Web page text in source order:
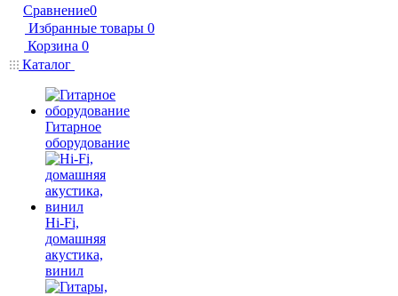
Сравнение0
Избранные товары 0
Корзина 0
Каталог
Гитарное
оборудование
Hi-Fi,
домашняя
акустика,
винил